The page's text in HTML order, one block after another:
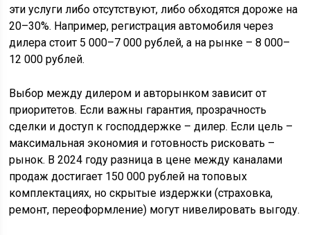
эти услуги либо отсутствуют, либо обходятся дороже на
20–30%. Например, регистрация автомобиля через
дилера стоит 5 000–7 000 рублей, а на рынке – 8 000–
12 000 рублей.
Выбор между дилером и авторынком зависит от
приоритетов. Если важны гарантия, прозрачность
сделки и доступ к господдержке – дилер. Если цель –
максимальная экономия и готовность рисковать –
рынок. В 2024 году разница в цене между каналами
продаж достигает 150 000 рублей на топовых
комплектациях, но скрытые издержки (страховка,
ремонт, переоформление) могут нивелировать выгоду.